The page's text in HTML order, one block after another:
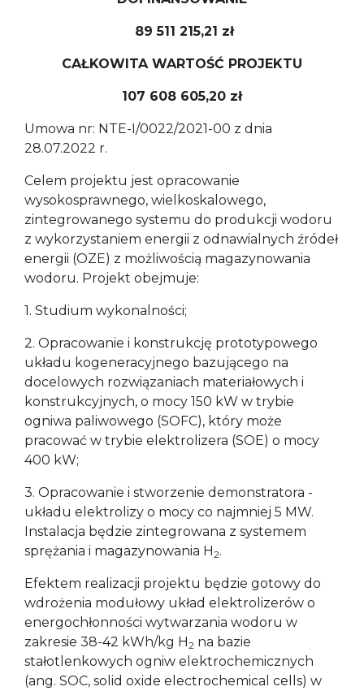
89 511 215,21 zł
CAŁKOWITA WARTOŚĆ PROJEKTU
107 608 605,20 zł
Umowa nr: NTE-I/0022/2021-00 z dnia
28.07.2022 r.
Celem projektu jest opracowanie
wysokosprawnego, wielkoskalowego,
zintegrowanego systemu do produkcji wodoru
z wykorzystaniem energii z odnawialnych źródeł
energii (OZE) z możliwością magazynowania
wodoru. Projekt obejmuje:
1. Studium wykonalności;
2. Opracowanie i konstrukcję prototypowego
układu kogeneracyjnego bazującego na
docelowych rozwiązaniach materiałowych i
konstrukcyjnych, o mocy 150 kW w trybie
ogniwa paliwowego (SOFC), który może
pracować w trybie elektrolizera (SOE) o mocy
400 kW;
3. Opracowanie i stworzenie demonstratora -
układu elektrolizy o mocy co najmniej 5 MW.
Instalacja będzie zintegrowana z systemem
sprężania i magazynowania H2.
Efektem realizacji projektu będzie gotowy do
wdrożenia modułowy układ elektrolizerów o
energochłonności wytwarzania wodoru w
zakresie 38-42 kWh/kg H­2 na bazie
stałotlenkowych ogniw elektrochemicznych
(ang. SOC, solid oxide electrochemical cells) w